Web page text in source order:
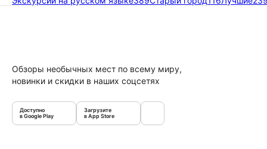
Обзоры необычных мест по всему миру,
новинки и скидки в наших соцсетях
Доступно
в Google Play
Загрузите
в App Store